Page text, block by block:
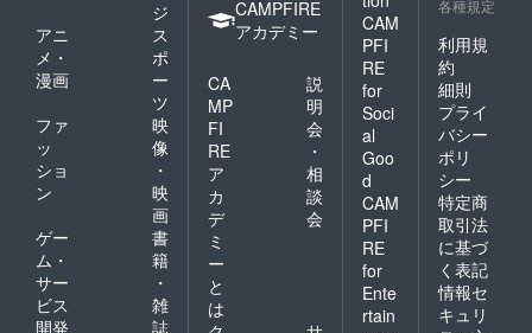
ジ
アニ
メ・
漫画
ス
ポ
ー
ツ
ファ
ッ
ショ
ン
映
像
・
映
画
ゲー
ム・
サー
ビス
開発
書
籍
・
雑
誌
CAMPFIRE
アカデミー
CA
MP
FI
RE
ア
カ
デ
ミ
ー
と
は
説
明
会
・
相
談
会
CAM
PFI
RE
for
Soci
al
Goo
d
CAM
PFI
RE
for
Ente
rtain
各種規定
利用規
約
細則
プライ
バシー
ポリ
シー
特定商
取引法
に基づ
く表記
情報セ
キュリ